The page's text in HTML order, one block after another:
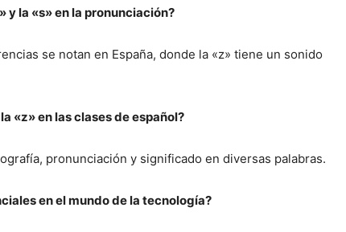
y la «s» en la pronunciación?
se notan en España, donde la «z» tiene un sonido
«z» en las clases de español?
pronunciación y significado en diversas palabras.
en el mundo de la tecnología?